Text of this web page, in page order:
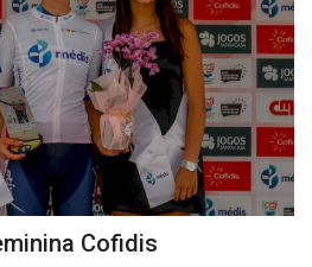
Cofidis